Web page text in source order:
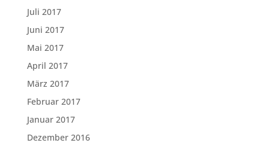
Juli 2017
Juni 2017
Mai 2017
April 2017
März 2017
Februar 2017
Januar 2017
Dezember 2016